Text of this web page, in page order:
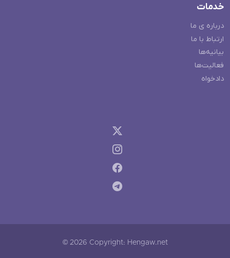
خدمات
درباره ی ما
ارتباط با ما
بیانیه‌ها
فعالیت‌ها
دادخواه
© 2026 Copyright: Hengaw.net